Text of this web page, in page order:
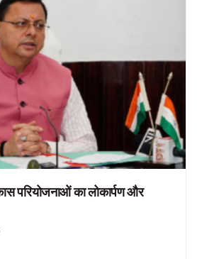
परियोजनाओं का लोकार्पण और